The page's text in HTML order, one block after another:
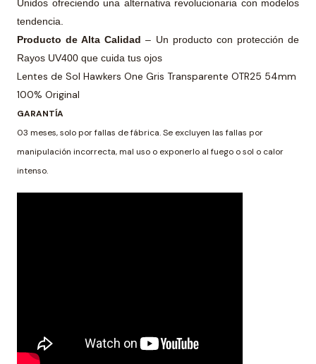
Unidos ofreciendo una alternativa revolucionaria con modelos
tendencia.
Producto de Alta Calidad– Un producto con protección de
Rayos UV400 que cuida tus ojos
Lentes de Sol Hawkers One Gris Transparente OTR25 54mm
100% Original
GARANTÍA
03 meses, solo por fallas de fábrica. Se excluyen las fallas por
manipulación incorrecta, mal uso o exponerlo al fuego o sol o calor
intenso.